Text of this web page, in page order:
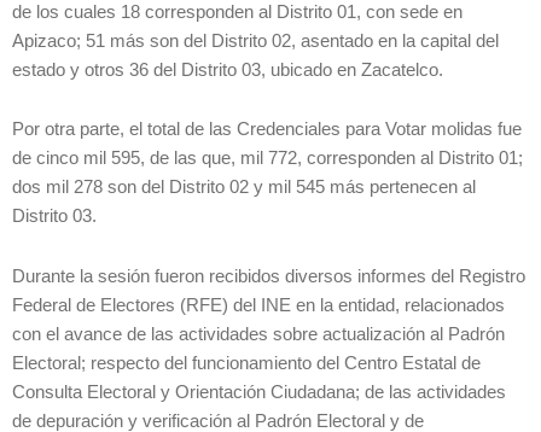
de los cuales 18 corresponden al Distrito 01, con sede en
Apizaco; 51 más son del Distrito 02, asentado en la capital del
estado y otros 36 del Distrito 03, ubicado en Zacatelco.
Por otra parte, el total de las Credenciales para Votar molidas fue
de cinco mil 595, de las que, mil 772, corresponden al Distrito 01;
dos mil 278 son del Distrito 02 y mil 545 más pertenecen al
Distrito 03.
Durante la sesión fueron recibidos diversos informes del Registro
Federal de Electores (RFE) del INE en la entidad, relacionados
con el avance de las actividades sobre actualización al Padrón
Electoral; respecto del funcionamiento del Centro Estatal de
Consulta Electoral y Orientación Ciudadana; de las actividades
de depuración y verificación al Padrón Electoral y de